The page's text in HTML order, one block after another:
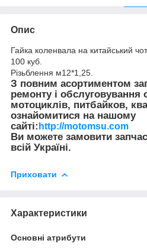
Опис
Гайка коленвала на китайський
100 куб.
Різьблення м12*1,25.
З повним асортиментом
ремонту і обслуговування
мотоциклів, питбайков,
ознайомитися на нашому
сайті: http://motomsu.com
Ви можете замовити
всій Україні.
Приховати
Характеристики
Основні атрибути